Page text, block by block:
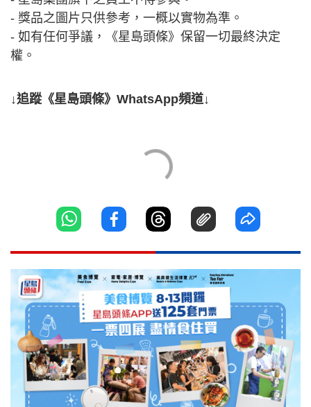
- 獎品之圖片只供參考，一概以實物為準。
- 如有任何爭議，《星島頭條》保留一切最終決定
權。
↓追蹤《星島頭條》WhatsApp頻道↓